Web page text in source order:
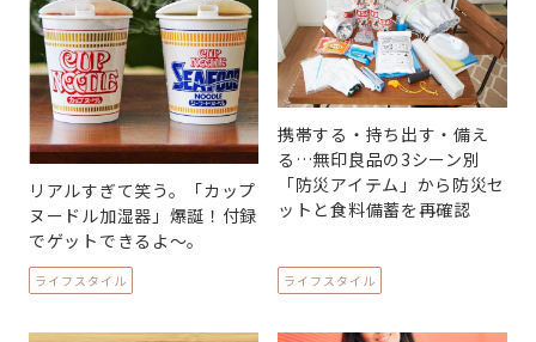
リアルすぎて笑う。「カップ
ヌードル加湿器」爆誕！付録
でゲットできるよ～。
ライフスタイル
携帯する・持ち出す・備え
る…無印良品の3シーン別
「防災アイテム」から防災セ
ットと食料備蓄を再確認
ライフスタイル